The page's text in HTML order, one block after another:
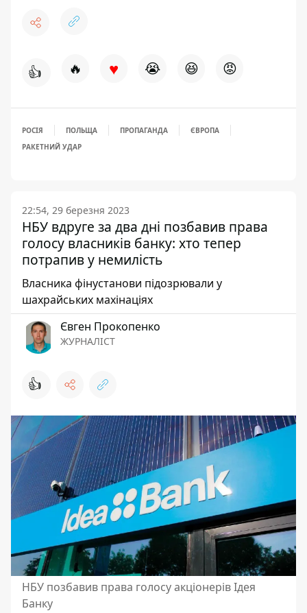
👍 🔥 ♥ 😭 😆 😡
РОСІЯ ПОЛЬЩА ПРОПАГАНДА
ЄВРОПА
РАКЕТНИЙ УДАР
22:54, 29 березня 2023
НБУ вдруге за два дні позбавив права
голосу власників банку: хто тепер
потрапив у немилість
Власника фінустанови підозрювали у
шахрайських махінаціях
Євген Прокопенко
ЖУРНАЛІСТ
👍
НБУ позбавив права голосу акціонерів Ідея
Банку